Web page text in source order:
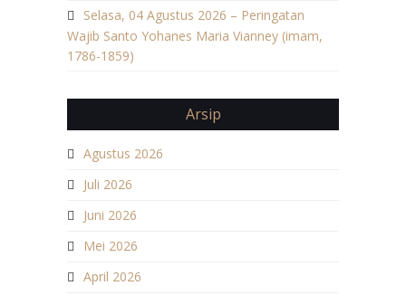
Selasa, 04 Agustus 2026 – Peringatan
Wajib Santo Yohanes Maria Vianney (imam,
1786-1859)
Arsip
Agustus 2026
Juli 2026
Juni 2026
Mei 2026
April 2026